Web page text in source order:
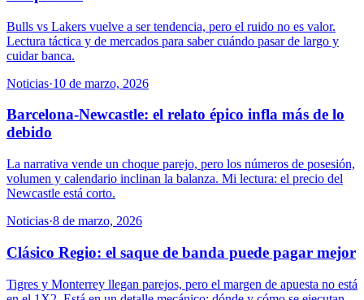
Bulls vs Lakers vuelve a ser tendencia, pero el ruido no es valor.
Lectura táctica y de mercados para saber cuándo pasar de largo y
cuidar banca.
Noticias·10 de marzo, 2026
Barcelona-Newcastle: el relato épico infla más de lo
debido
La narrativa vende un choque parejo, pero los números de posesión,
volumen y calendario inclinan la balanza. Mi lectura: el precio del
Newcastle está corto.
Noticias·8 de marzo, 2026
Clásico Regio: el saque de banda puede pagar mejor
Tigres y Monterrey llegan parejos, pero el margen de apuesta no está